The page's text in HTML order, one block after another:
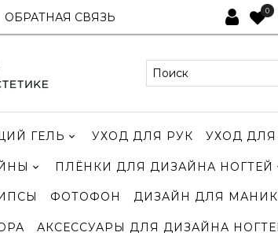
ОБРАТНАЯ СВЯЗЬ 0
ГЕЛЬ УХОД ДЛЯ РУК УХОД ДЛЯ
ПЛЁНКИ ДЛЯ ДИЗАЙНА НОГТЕЙ
ФОТОФОН ДИЗАЙН ДЛЯ
АКСЕССУАРЫ ДЛЯ ДИЗАЙНА